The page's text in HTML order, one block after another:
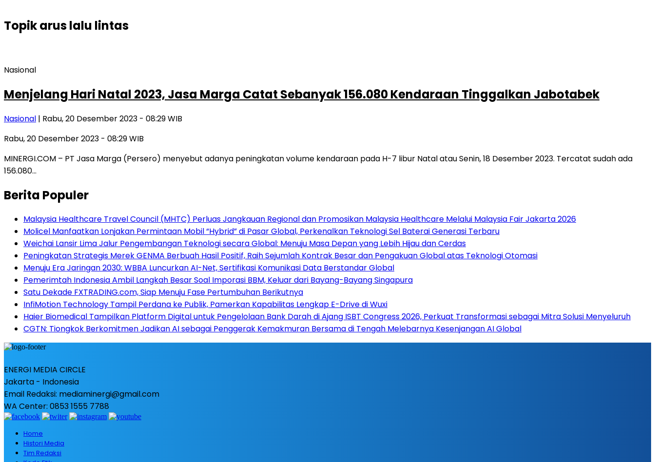
Topikarus lalu lintas
Nasional
Menjelang Hari Natal 2023, Jasa Marga Catat Sebanyak 156.080 Kendaraan Tinggalkan Jabotabek
Nasional | Rabu, 20 Desember 2023 - 08:29 WIB
Rabu, 20 Desember 2023 - 08:29 WIB
MINERGI.COM – PT Jasa Marga (Persero) menyebut adanya peningkatan volume kendaraan pada H-7 libur Natal atau Senin, 18 Desember 2023. Tercatat sudah ada
156.080…
Berita Populer
Malaysia Healthcare Travel Council (MHTC) Perluas Jangkauan Regional dan Promosikan Malaysia Healthcare Melalui Malaysia Fair Jakarta 2026
Molicel Manfaatkan Lonjakan Permintaan Mobil “Hybrid” di Pasar Global, Perkenalkan Teknologi Sel Baterai Generasi Terbaru
Weichai Lansir Lima Jalur Pengembangan Teknologi secara Global: Menuju Masa Depan yang Lebih Hijau dan Cerdas
Peningkatan Strategis Merek GENMA Berbuah Hasil Positif, Raih Sejumlah Kontrak Besar dan Pengakuan Global atas Teknologi Otomasi
Menuju Era Jaringan 2030: WBBA Luncurkan AI-Net, Sertifikasi Komunikasi Data Berstandar Global
Pemerimtah Indonesia Ambil Langkah Besar Soal Imporasi BBM, Keluar dari Bayang-Bayang Singapura
Satu Dekade FXTRADING.com, Siap Menuju Fase Pertumbuhan Berikutnya
InfiMotion Technology Tampil Perdana ke Publik, Pamerkan Kapabilitas Lengkap E-Drive di Wuxi
Haier Biomedical Tampilkan Platform Digital untuk Pengelolaan Bank Darah di Ajang ISBT Congress 2026, Perkuat Transformasi sebagai Mitra Solusi Menyeluruh
CGTN: Tiongkok Berkomitmen Jadikan AI sebagai Penggerak Kemakmuran Bersama di Tengah Melebarnya Kesenjangan AI Global
ENERGI MEDIA CIRCLE
Jakarta - Indonesia
Email Redaksi: mediaminergi@gmail.com
WA Center: 0853 1555 7788
Home
Histori Media
Tim Redaksi